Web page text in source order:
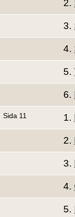
2.
3.
4.
5.
6.
Sida 11 1.
2.
3.
4.
5.